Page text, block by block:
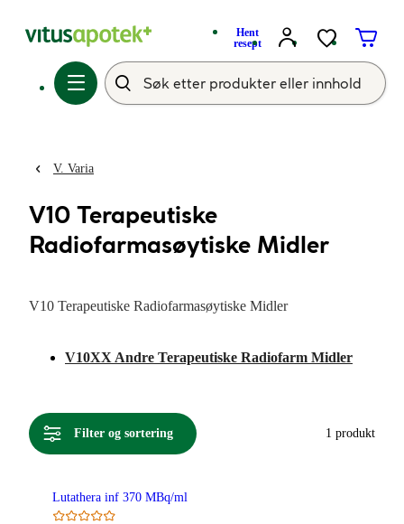
Hent
resept
V. Varia
V10 Terapeutiske
Radiofarmasøytiske Midler
V10 Terapeutiske Radiofarmasøytiske Midler
V10XX Andre Terapeutiske Radiofarm Midler
Filter og sortering 1 produkt
Lutathera inf 370 MBq/ml